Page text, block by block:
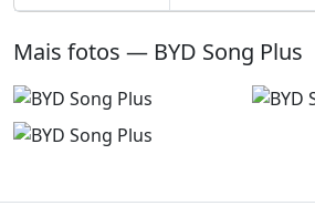
Mais fotos — BYD Song Plus